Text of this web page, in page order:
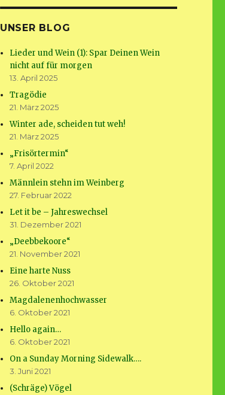
UNSER BLOG
Lieder und Wein (1): Spar Deinen Wein
nicht auf für morgen
13. April 2025
Tragödie
21. März 2025
Winter ade, scheiden tut weh!
21. März 2025
„Frisörtermin“
7. April 2022
Männlein stehn im Weinberg
27. Februar 2022
Let it be – Jahreswechsel
31. Dezember 2021
„Deebbekoore“
21. November 2021
Eine harte Nuss
26. Oktober 2021
Magdalenenhochwasser
6. Oktober 2021
Hello again…
6. Oktober 2021
On a Sunday Morning Sidewalk….
3. Juni 2021
(Schräge) Vögel